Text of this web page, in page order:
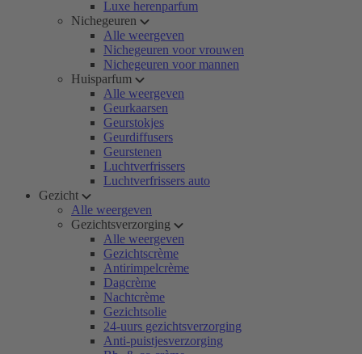
Luxe herenparfum
Nichegeuren
Alle weergeven
Nichegeuren voor vrouwen
Nichegeuren voor mannen
Huisparfum
Alle weergeven
Geurkaarsen
Geurstokjes
Geurdiffusers
Geurstenen
Luchtverfrissers
Luchtverfrissers auto
Gezicht
Alle weergeven
Gezichtsverzorging
Alle weergeven
Gezichtscrème
Antirimpelcrème
Dagcrème
Nachtcrème
Gezichtsolie
24-uurs gezichtsverzorging
Anti-puistjesverzorging